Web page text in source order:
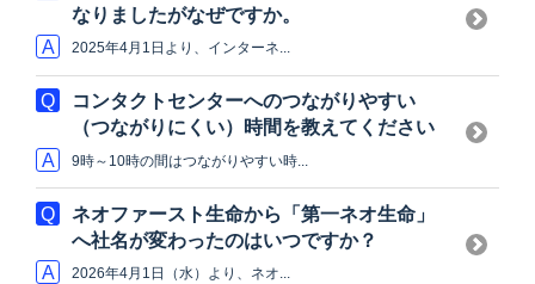
なりましたがなぜですか。
2025年4月1日より、インターネ...
コンタクトセンターへのつながりやすい
（つながりにくい）時間を教えてください
9時～10時の間はつながりやすい時...
ネオファースト生命から「第一ネオ生命」
へ社名が変わったのはいつですか？
2026年4月1日（水）より、ネオ...